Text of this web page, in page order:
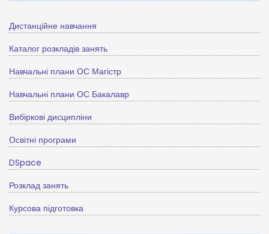
Дистанційне навчання
Каталог розкладів занять
Навчальні плани ОС Магістр
Навчальні плани ОС Бакалавр
Вибіркові дисципліни
Освітні програми
DSpace
Розклад занять
Курсова підготовка